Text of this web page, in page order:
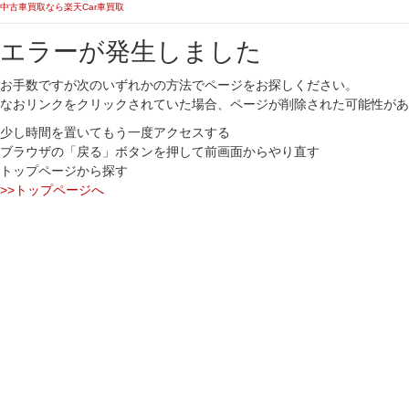
中古車買取なら楽天Car車買取
エラーが発生しました
お手数ですが次のいずれかの方法でページをお探しください。
なおリンクをクリックされていた場合、ページが削除された可能性が
少し時間を置いてもう一度アクセスする
ブラウザの「戻る」ボタンを押して前画面からやり直す
トップページから探す
>>トップページへ